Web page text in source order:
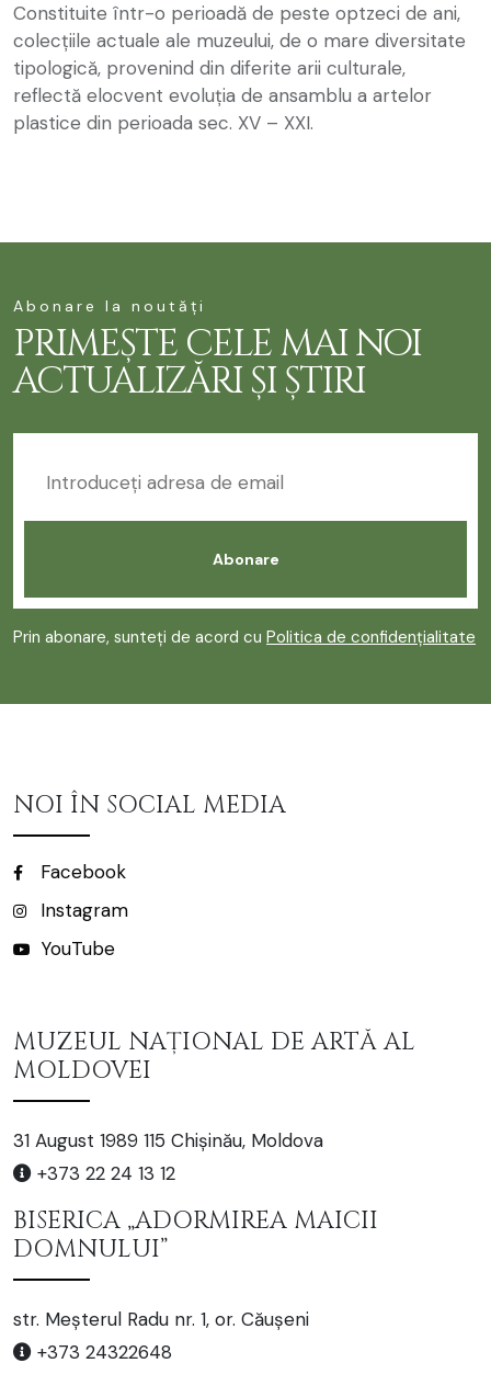
Constituite într-o perioadă de peste optzeci de ani,
colecțiile actuale ale muzeului, de o mare diversitate
tipologică, provenind din diferite arii culturale,
reflectă elocvent evoluția de ansamblu a artelor
plastice din perioada sec. XV – XXI.
Abonare la noutăți
PRIMEȘTE CELE MAI NOI
ACTUALIZĂRI ȘI ȘTIRI
Prin abonare, sunteți de acord cu Politica de confidențialitate
NOI ÎN SOCIAL MEDIA
Facebook
Instagram
YouTube
MUZEUL NAȚIONAL DE ARTĂ AL
MOLDOVEI
31 August 1989 115 Chișinău, Moldova
+373 22 24 13 12
BISERICA „ADORMIREA MAICII
DOMNULUI”
str. Meșterul Radu nr. 1, or. Căușeni
+373 24322648